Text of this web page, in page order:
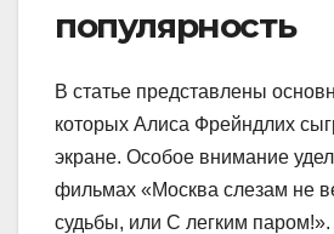
популярность
В статье представлены
которых Алиса Фрейндлих
экране. Особое внимание
фильмах «Москва слезам не
судьбы, или С легким паром!».